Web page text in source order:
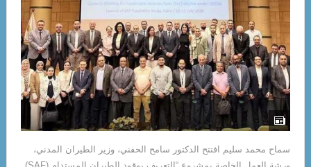
سماح محمد سليم افتتح الدكتور سامح الحفني، وزير الطيران المدني،